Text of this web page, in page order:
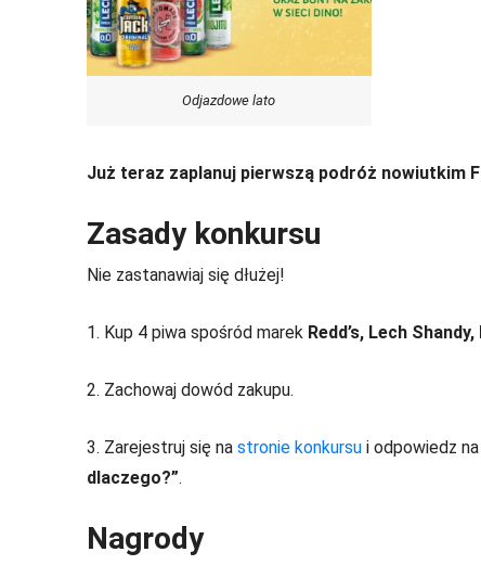
Odjazdowe lato
Już teraz zaplanuj pierwszą podróż nowiutkim
Zasady konkursu
Nie zastanawiaj się dłużej!
1. Kup 4 piwa spośród marek Redd’s, Lech
2. Zachowaj dowód zakupu.
3. Zarejestruj się na stronie konkursu i odpowiedz
dlaczego?”.
Nagrody